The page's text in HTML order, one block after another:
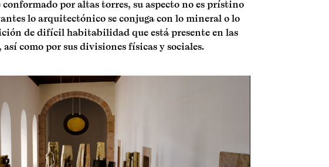
por altas torres, su aspecto no es prístino
lo arquitectónico se conjuga con lo mineral o lo
de difícil habitabilidad que está presente en las
como por sus divisiones físicas y sociales.